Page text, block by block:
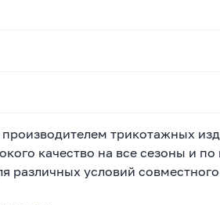
производителем трикотажных
качество на все сезоны и
различных условий